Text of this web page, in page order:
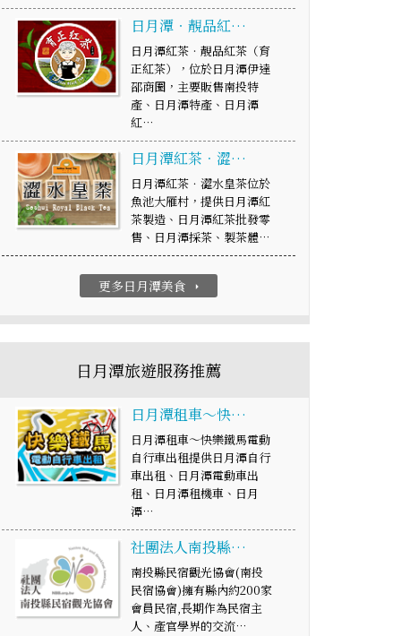
日月潭‧靚品紅…
日月潭紅茶‧靚品紅茶（育
正紅茶），位於日月潭伊達
邵商圈，主要販售南投特
產、日月潭特產、日月潭
紅…
日月潭紅茶．澀…
日月潭紅茶．澀水皇茶位於
魚池大雁村，提供日月潭紅
茶製造、日月潭紅茶批發零
售、日月潭採茶、製茶體…
更多日月潭美食 arrow_right
日月潭旅遊服務推薦
日月潭租車～快…
日月潭租車～快樂鐵馬電動
自行車出租提供日月潭自行
車出租、日月潭電動車出
租、日月潭租機車、日月
潭…
社團法人南投縣…
南投縣民宿觀光協會(南投
民宿協會)擁有縣內約200家
會員民宿,長期作為民宿主
人、產官學界的交流…